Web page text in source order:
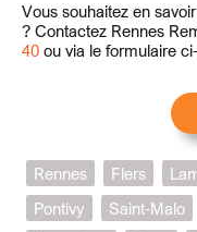
Vous souhaitez en
? Contactez Rennes
40 ou via le formulaire
Rennes Flers
Pontivy
Saint-Malo